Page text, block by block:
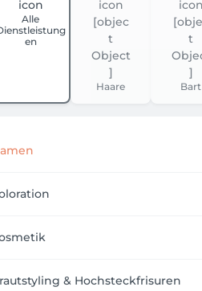
Alle
en
Haare Bart
& Hochsteckfrisuren